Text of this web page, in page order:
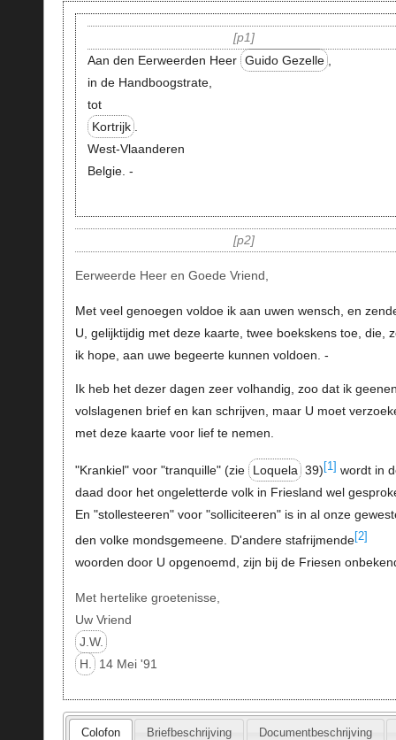
p1
Aan den Eerweerden Heer Guido Gezelle
in de Handboogstrate,
tot
Kortrijk
West-Vlaanderen
Belgie. -
p2
Eerweerde Heer en Goede Vriend,
Met veel genoegen voldoe ik aan uwen wensch, en
U, gelijktijdig met deze kaarte, twee boekskens toe, die,
ik hope, aan uwe begeerte kunnen voldoen. -
Ik heb het dezer dagen zeer volhandig, zoo dat ik
volslagenen brief en kan schrijven, maar U moet
met deze kaarte voor lief te nemen.
"Krankiel" voor "tranquille" (zie Loquela 39) [1] wordt in
daad door het ongeletterde volk in Friesland wel
En "stollesteeren" voor "solliciteeren" is in al onze
den volke mondsgemeene. D'andere stafrijmende [2]
woorden door U opgenoemd, zijn bij de Friesen
Met hertelike groetenisse,
Uw Vriend
J.W.
H.
14 Mei '91
Colofon Briefbeschrijving Documentbeschrijving